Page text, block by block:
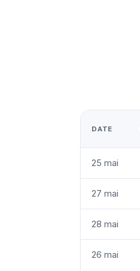
DATE
25 mai
27 mai
28 mai
26 mai